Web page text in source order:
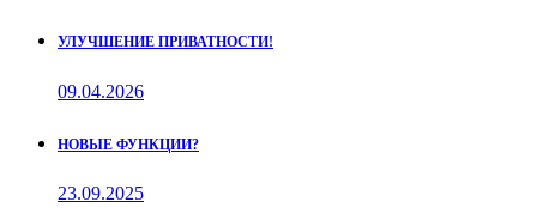
УЛУЧШЕНИЕ ПРИВАТНОСТИ!
09.04.2026
НОВЫЕ ФУНКЦИИ?
23.09.2025